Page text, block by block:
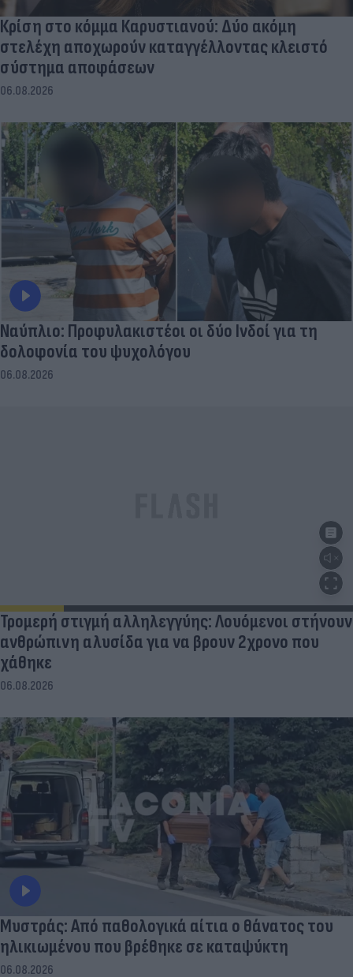
Κρίση στο κόμμα Καρυστιανού: Δύο ακόμη
στελέχη αποχωρούν καταγγέλλοντας κλειστό
σύστημα αποφάσεων
06.08.2026
Ναύπλιο: Προφυλακιστέοι οι δύο Ινδοί για τη
δολοφονία του ψυχολόγου
06.08.2026
Τρομερή στιγμή αλληλεγγύης: Λουόμενοι στήνουν
ανθρώπινη αλυσίδα για να βρουν 2χρονο που
χάθηκε
06.08.2026
Μυστράς: Από παθολογικά αίτια ο θάνατος του
ηλικιωμένου που βρέθηκε σε καταψύκτη
06.08.2026